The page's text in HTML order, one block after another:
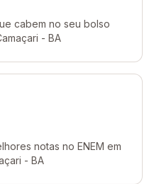
cabem no seu bolso
- BA
notas no ENEM em
- BA